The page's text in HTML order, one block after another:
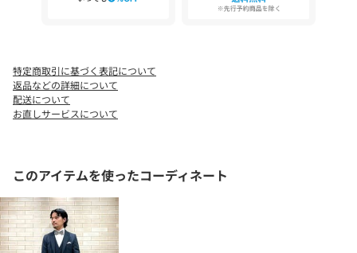
特定商取引に基づく表記について
返品などの詳細について
配送について
お直しサービスについて
このアイテムを使ったコーディネート